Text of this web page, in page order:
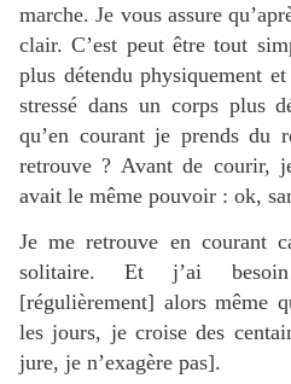
marche. Je vous assure
clair. C’est peut être tout
plus détendu physiquement
stressé dans un corps plus
qu’en courant je prends du
retrouve ? Avant de courir,
avait le même pouvoir : ok,
Je me retrouve en courant
solitaire. Et j’ai
[régulièrement] alors même
les jours, je croise des
jure, je n’exagère pas].